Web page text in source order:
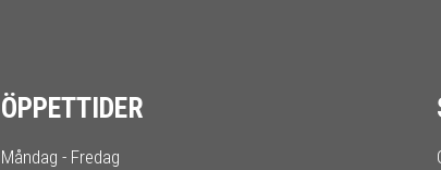
ÖPPETTIDER
Måndag - Fredag